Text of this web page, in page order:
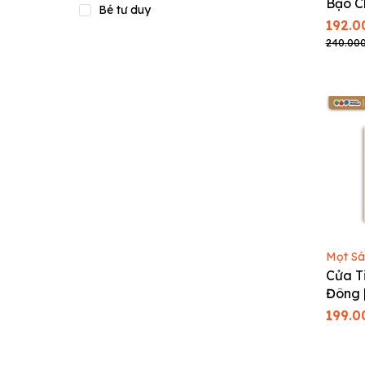
Bé tư duy
Ehon
tuổi |
Mọt
Cửa
Đông
bé từ